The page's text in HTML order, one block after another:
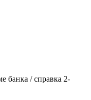
банка / справка 2-